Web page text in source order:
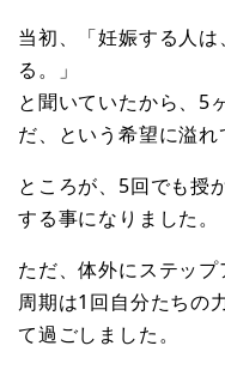
当初、「妊娠する人
る。」
と聞いていたから、5
だ、という希望に溢れ
ところが、5回でも授
する事になりました。
ただ、体外にステッ
周期は1回自分たちの
て過ごしました。